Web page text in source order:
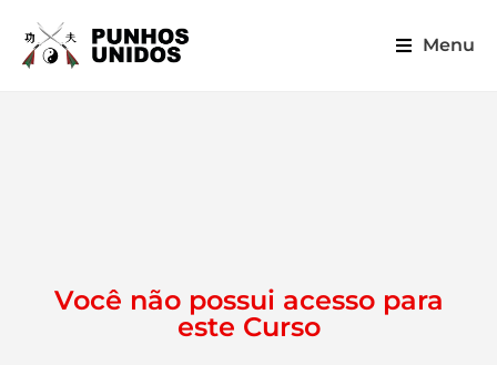
Menu
Você não possui acesso para
este Curso